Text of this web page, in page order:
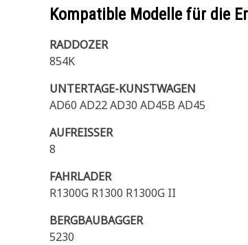
Kompatible Modelle für die
RADDOZER
854K
UNTERTAGE-KUNSTWAGEN
AD60 AD22 AD30 AD45B AD45
AUFREISSER
8
FAHRLADER
R1300G R1300 R1300G II
BERGBAUBAGGER
5230